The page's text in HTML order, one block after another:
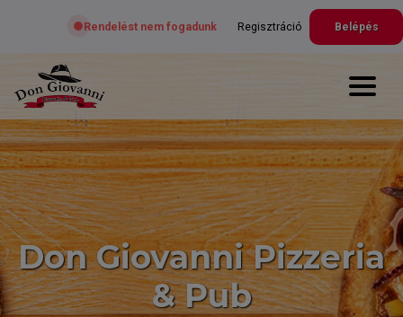
Rendelést nem fogadunk Regisztráció Belépés
Don Giovanni Pizzeria
& Pub